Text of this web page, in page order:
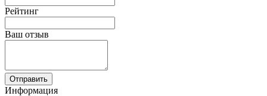
Рейтинг
Ваш отзыв
Отправить
Информация